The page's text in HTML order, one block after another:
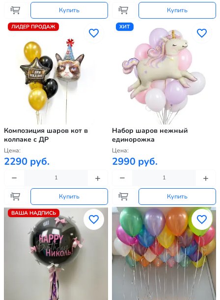
Купить Купить
ЛИДЕР ПРОДАЖ
Композиция шаров кот в
колпаке с ДР
Цена:
2290 руб.
Купить
ХИТ
Набор шаров нежный
единорожка
Цена:
2990 руб.
Купить
ВАША НАДПИСЬ